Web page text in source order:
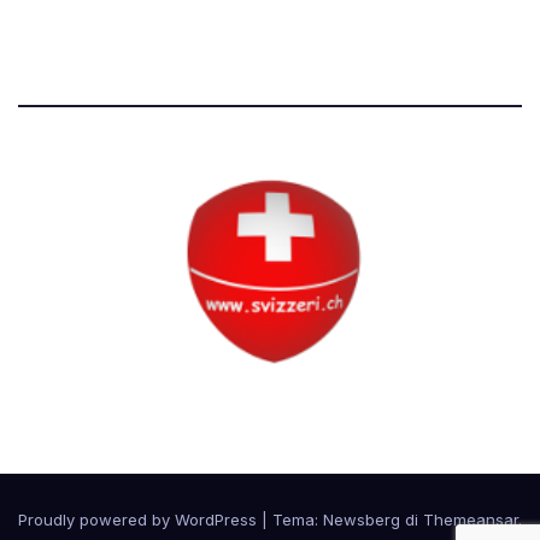
Proudly powered by WordPress Tema: Newsberg di Themeansar.